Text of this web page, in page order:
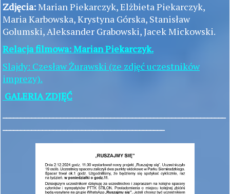
Zdjęcia:Marian Piekarczyk, Elżbieta Piekarczyk,
Maria Karbowska, Krystyna Górska, Stanisław
Golumski, Aleksander Grabowski, Jacek Mickowski.
Relacja filmowa: Marian Piekarczyk.
Slajdy: Czesław Żurawski (ze zdjęć uczestników
imprezy).
GALERIA ZDJĘĆ